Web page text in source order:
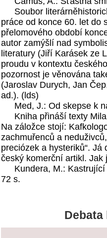
Soubor
práce od konce 60. let do
přelomového období
autor zamýšlí nad
literatury (Jiří Karásek ze
proudu v kontextu
pozornost je věnována
(Jaroslav Durych, Jan
ad.). (lds)
Med, J.: Od skepse k
Kniha přináší texty
Na záložce stojí:
zachmuřenců a
preciózek a hysteriků“.
český komerční artikl. Jak
Kundera, M.:
72 s.
Debata